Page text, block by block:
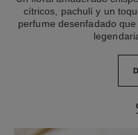
cítricos, pachulí y un
perfume desenfadado